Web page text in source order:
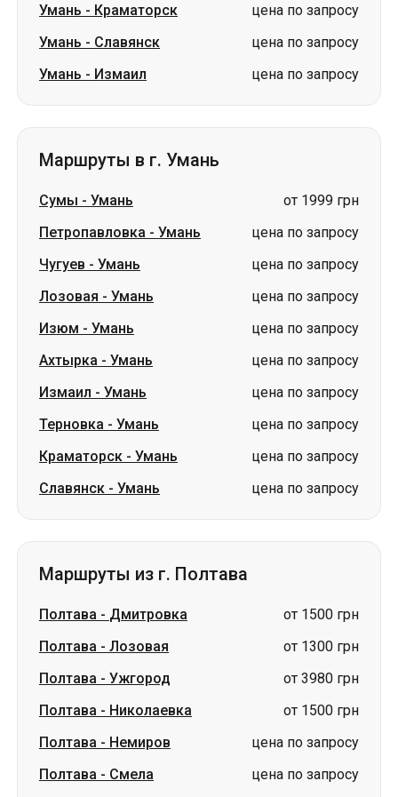
Умань - Краматорск
цена по запросу
Умань - Славянск
цена по запросу
Умань - Измаил цена по запросу
Маршруты в г. Умань
Сумы - Умань
от 1999 грн
Петропавловка - Умань
цена по запросу
Чугуев - Умань
цена по запросу
Лозовая - Умань
цена по запросу
Изюм - Умань
цена по запросу
Ахтырка - Умань
цена по запросу
Измаил - Умань
цена по запросу
Терновка - Умань
цена по запросу
Краматорск - Умань
цена по запросу
Славянск - Умань цена по запросу
Маршруты из г. Полтава
Полтава - Дмитровка
от 1500 грн
Полтава - Лозовая
от 1300 грн
Полтава - Ужгород
от 3980 грн
Полтава - Николаевка
от 1500 грн
Полтава - Немиров
цена по запросу
Полтава - Смела
цена по запросу